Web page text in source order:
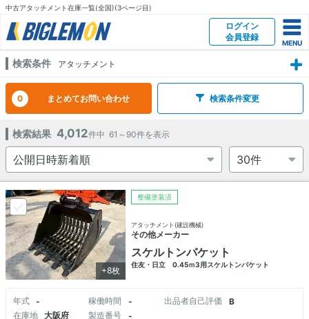
中古アタッチメント在庫一覧(全国)(3ページ目)
ログイン
会員登録
検索条件 アタッチメント
0 まとめてお問い合わせ 検索条件変更
検索結果 4,012件中 61～90件を表示
+8枚
整備塗装済
アタッチメント(建設機械)
その他メーカー
スケルトンバケット
住友・日立 0.45ｍ3用スケルトンバケット
年式 - 稼働時間 - 出品者自己評価
B
在庫地
大阪府 製造番号 -